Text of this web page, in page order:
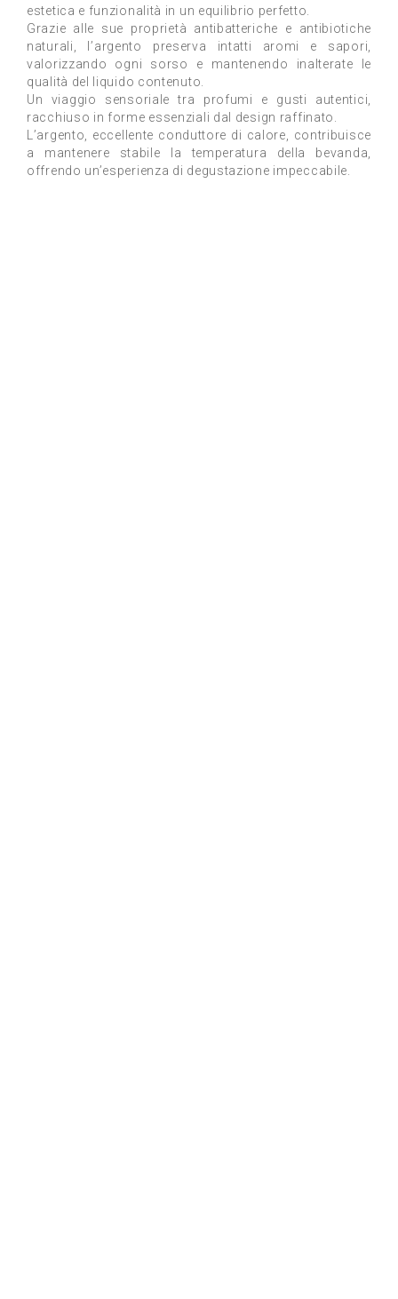
estetica e funzionalità in un equilibrio perfetto.
Grazie alle sue proprietà antibatteriche e antibiotiche
naturali, l’argento preserva intatti aromi e sapori,
valorizzando ogni sorso e mantenendo inalterate le
qualità del liquido contenuto.
Un viaggio sensoriale tra profumi e gusti autentici,
racchiuso in forme essenziali dal design raffinato.
L’argento, eccellente conduttore di calore, contribuisce
a mantenere stabile la temperatura della bevanda,
offrendo un’esperienza di degustazione impeccabile.